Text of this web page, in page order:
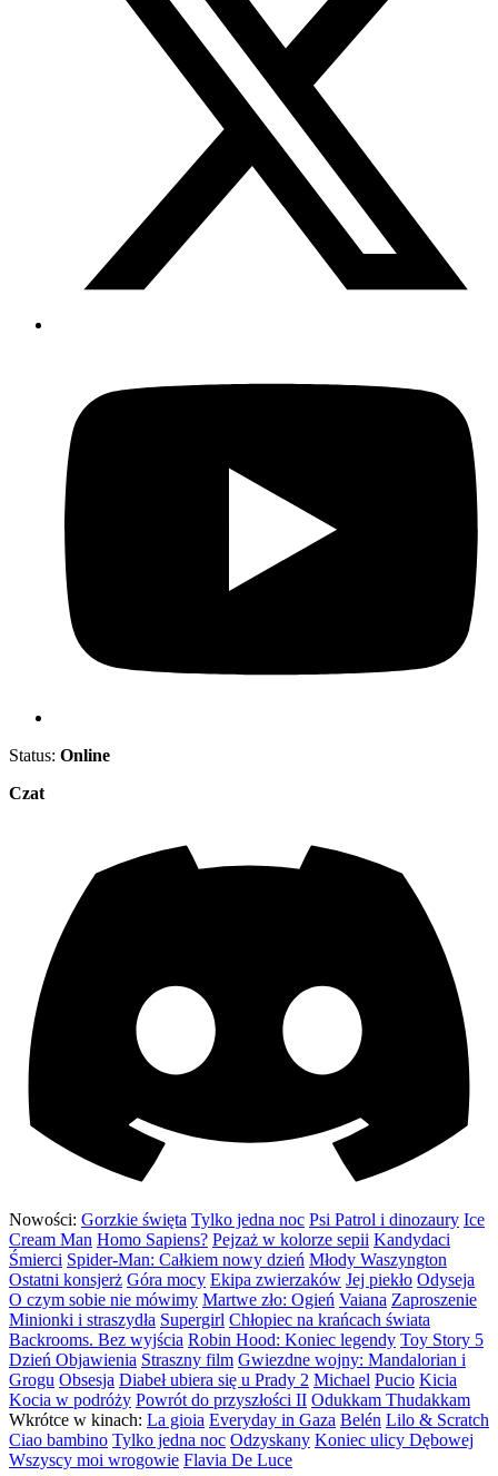
Status: Online
Czat
Nowości: Gorzkie święta Tylko jedna noc Psi Patrol i dinozaury Ice
Cream Man Homo Sapiens? Pejzaż w kolorze sepii Kandydaci
Śmierci Spider-Man: Całkiem nowy dzień Młody Waszyngton
Ostatni konsjerż Góra mocy Ekipa zwierzaków Jej piekło Odyseja
O czym sobie nie mówimy Martwe zło: Ogień Vaiana Zaproszenie
Minionki i straszydła Supergirl Chłopiec na krańcach świata
Backrooms. Bez wyjścia Robin Hood: Koniec legendy Toy Story 5
Dzień Objawienia Straszny film Gwiezdne wojny: Mandalorian i
Grogu Obsesja Diabeł ubiera się u Prady 2 Michael Pucio Kicia
Kocia w podróży Powrót do przyszłości II Odukkam Thudakkam
Wkrótce w kinach: La gioia Everyday in Gaza Belén Lilo & Scratch
Ciao bambino Tylko jedna noc Odzyskany Koniec ulicy Dębowej
Wszyscy moi wrogowie Flavia De Luce